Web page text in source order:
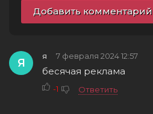
Добавить комментарий
Я
я 7 февраля 2024 12:57
бесячая реклама
-1 Ответить